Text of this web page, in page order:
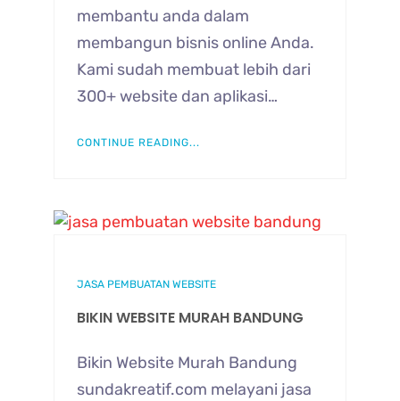
membantu anda dalam
membangun bisnis online Anda.
Kami sudah membuat lebih dari
300+ website dan aplikasi…
CONTINUE READING...
JASA PEMBUATAN WEBSITE
BIKIN WEBSITE MURAH BANDUNG
Bikin Website Murah Bandung
sundakreatif.com melayani jasa